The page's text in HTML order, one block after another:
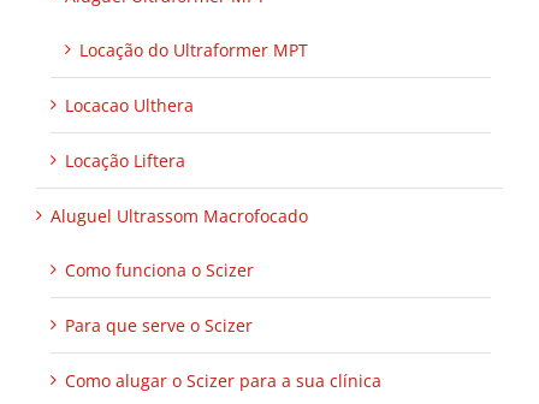
Locação do Ultraformer MPT
Locacao Ulthera
Locação Liftera
Aluguel Ultrassom Macrofocado
Como funciona o Scizer
Para que serve o Scizer
Como alugar o Scizer para a sua clínica